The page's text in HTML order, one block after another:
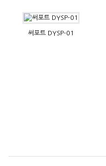
써포트 DYSP-01